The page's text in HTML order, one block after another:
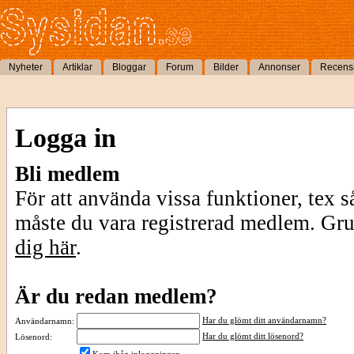
Nyheter Artiklar Bloggar Forum Bilder Annonser
Logga in
Bli medlem
För att använda vissa funktioner, tex
måste du vara registrerad medlem.
dig här.
Är du redan medlem?
Användarnamn:
Har du glömt ditt användarnamn?
Lösenord:
Har du glömt ditt lösenord?